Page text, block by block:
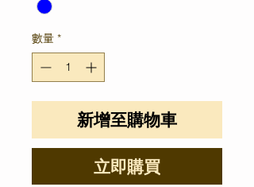
數量 *
新增至購物車
立即購買